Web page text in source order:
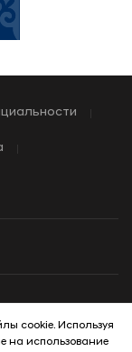
cookie. Используя
на использование